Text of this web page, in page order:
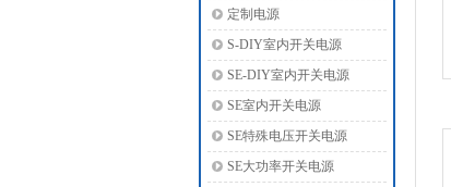
定制电源
S-DIY室内开关电源
SE-DIY室内开关电源
SE室内开关电源
SE特殊电压开关电源
SE大功率开关电源